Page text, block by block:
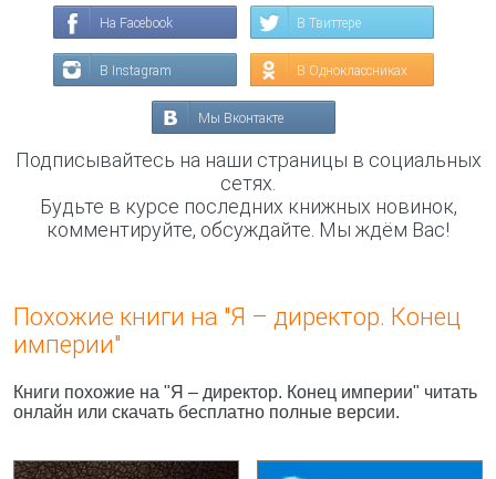
На Facebook В Твиттере
В Instagram В Одноклассниках
Мы Вконтакте
Подписывайтесь на наши страницы в социальных
сетях.
Будьте в курсе последних книжных новинок,
комментируйте, обсуждайте. Мы ждём Вас!
Похожие книги на "Я – директор. Конец
империи"
Книги похожие на "Я – директор. Конец империи" читать
онлайн или скачать бесплатно полные версии.